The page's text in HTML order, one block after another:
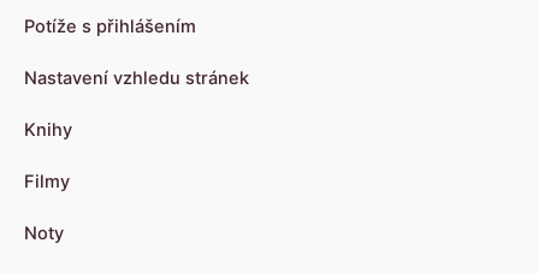
Potíže s přihlášením
Nastavení vzhledu stránek
Knihy
Filmy
Noty